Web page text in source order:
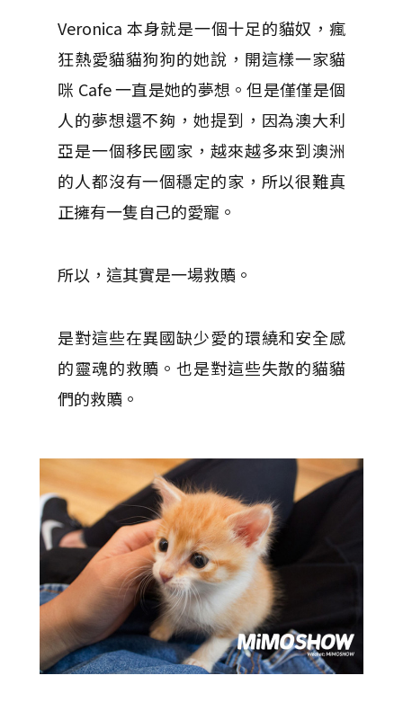
Veronica 本身就是一個十足的貓奴，瘋
狂熱愛貓貓狗狗的她說，開這樣一家貓
咪 Cafe一直是她的夢想。但是僅僅是個
人的夢想還不夠，她提到，因為澳大利
亞是一個移民國家，越來越多來到澳洲
的人都沒有一個穩定的家，所以很難真
正擁有一隻自己的愛寵。
所以，這其實是一場救贖。
是對這些在異國缺少愛的環繞和安全感
的靈魂的救贖。也是對這些失散的貓貓
們的救贖。